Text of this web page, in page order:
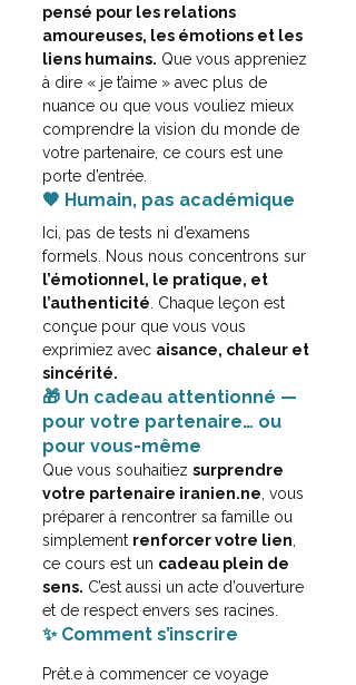
pensé pour les relations
amoureuses, les émotions et les
liens humains. Que vous appreniez
à dire « je t’aime » avec plus de
nuance ou que vous vouliez mieux
comprendre la vision du monde de
votre partenaire, ce cours est une
porte d’entrée.
🧡 Humain, pas académique
Ici, pas de tests ni d’examens
formels. Nous nous concentrons sur
l’émotionnel, le pratique, et
l’authenticité . Chaque leçon est
conçue pour que vous vous
exprimiez avec aisance, chaleur et
sincérité.
🎁 Un cadeau attentionné —
pour votre partenaire… ou
pour vous-même
Que vous souhaitiez surprendre
votre partenaire iranien.ne , vous
préparer à rencontrer sa famille ou
simplement renforcer votre lien
ce cours est un cadeau plein de
sens. C’est aussi un acte d’ouverture
et de respect envers ses racines.
✨ Comment s’inscrire
Prêt.e à commencer ce voyage